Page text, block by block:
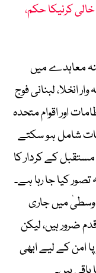
خالی کرنیکا حکم،
معاہدے میں
انخلا، لبنانی فوج
اور اقوام متحدہ
نکات شامل ہو سکتے
کے کردار کا
کیا جا رہا ہے۔
وسطیٰ میں جاری
ضرور ہیں، لیکن
امن کے لیے ابھی